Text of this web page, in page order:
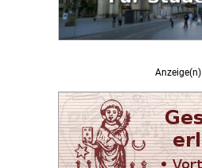
Anzeige(n)